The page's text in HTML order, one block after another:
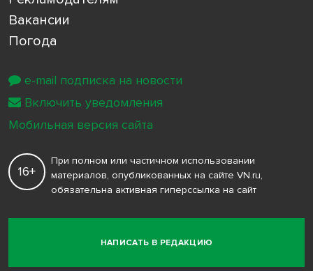
Вакансии
Погода
НАПИСАТЬ В РЕДАКЦИЮ
16+
При полном или частичном использовании
материалов, опубликованных на сайте VN.ru,
обязательна активная гиперссылка на сайт
e-mail подписка на новости
Включить уведомления
Мобильная версия сайта